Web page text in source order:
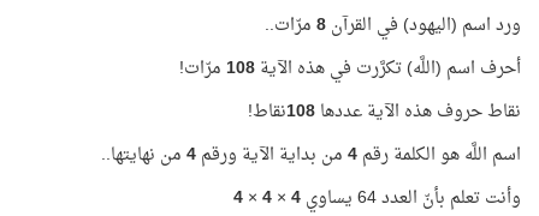
ورد اسم (اليهود) في القرآن8مرّات..
أحرف اسم (اللَّه) تكرَّرت في هذه الآية108مرّات!
نقاط حروف هذه الآية عددها108نقاط!
اسم اللَّه هو الكلمة رقم4من بداية الآية ورقم4من نهايتها..
وأنت تعلم بأنّ العدد 64 يساوي
4
×
4
×
4